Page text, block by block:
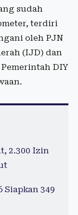
sudah
terdiri
oleh PJN
(IJD) dan
DIY
2.300 Izin
Siapkan 349